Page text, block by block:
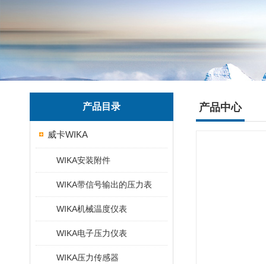
产品目录
威卡WIKA
WIKA安装附件
WIKA带信号输出的压力表
WIKA机械温度仪表
WIKA电子压力仪表
WIKA压力传感器
产品中心